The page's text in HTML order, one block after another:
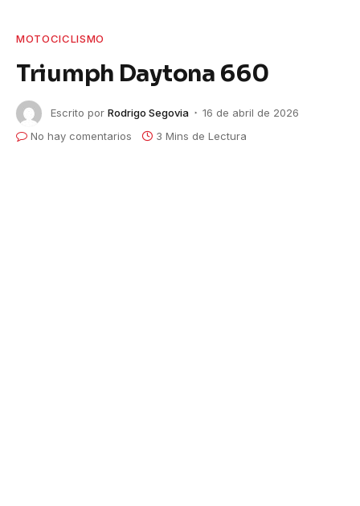
MOTOCICLISMO
Triumph Daytona 660
Escrito por Rodrigo Segovia
16 de abril de 2026
No hay comentarios
3 Mins de Lectura